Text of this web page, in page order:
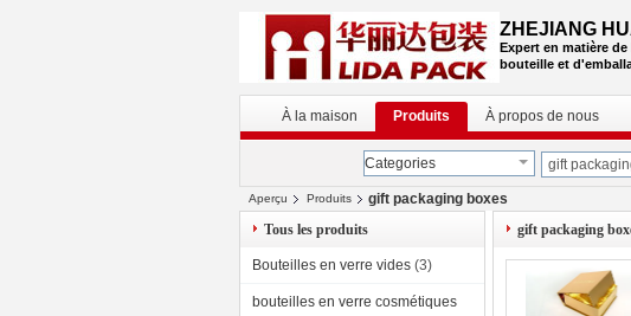
ZHEJIANG
Expert en matière
bouteille et
À la maison Produits À propos de nous
Categories
Aperçu Produits
gift packaging boxes
Tous les produits
Bouteilles en verre vides (3)
bouteilles en verre cosmétiques
gift packaging